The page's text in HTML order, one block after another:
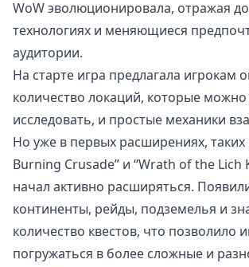
WoW эволюционировала, отражая
технологиях и меняющиеся
аудитории.
На старте игра предлагала игрокам
количество локаций, которые
исследовать, и простые механики
Но уже в первых расширениях, таких
Burning Crusade” и “Wrath of the Lich
начал активно расширяться.
континенты, рейды, подземелья и
количество квестов, что позволило
погружаться в более сложные и